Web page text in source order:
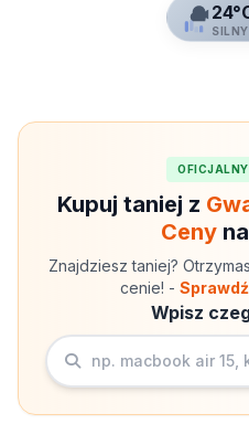
Kupuj taniej z
Ceny
Znajdziesz taniej?
cenie! -
Wpisz